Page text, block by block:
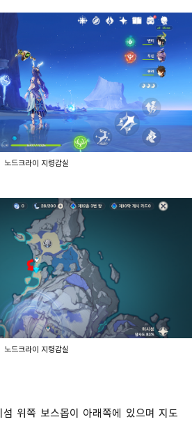
노드크라이 지령감실
노드크라이 지령감실
위쪽 보스몹이 아래쪽에 있으며 지도